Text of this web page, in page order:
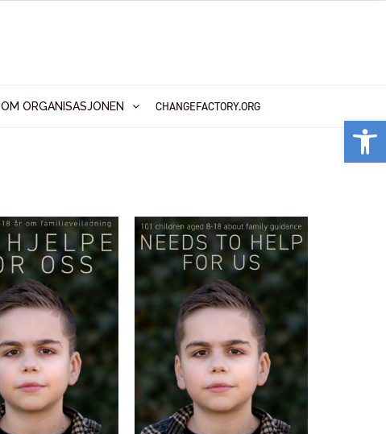
OM ORGANISASJONEN CHANGEFACTORY.ORG